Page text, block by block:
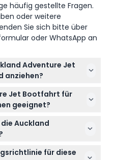
häufig gestellte Fragen.
oder weitere
Sie sich bitte über
oder WhatsApp an
Adventure Jet
anziehen?
Kleidung und seien Sie
vorbereitet.
befinden, ist es ratsam,
einen Windbreaker
Jet Bootfahrt für
geeignet?
bis 14 Jahren geeignet,
Erwachsenen
zahlen den
Auckland
einfach online hier auf
Sie einfach Ihr
für diese